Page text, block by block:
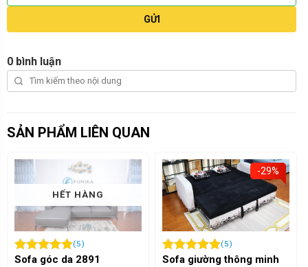
GỬI
0 bình luận
SẢN PHẨM LIÊN QUAN
(5)
Sofa giường thông minh
-19%
(5)
Bộ bàn trà đẹp 4006